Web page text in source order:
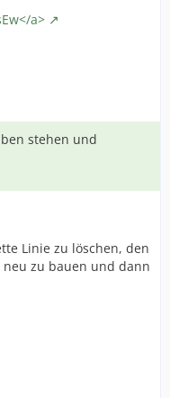
a>
stehen und
Linie zu löschen, den
zu bauen und dann